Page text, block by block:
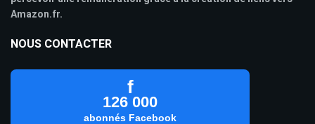
Amazon.fr.
NOUS CONTACTER
f
126 000
abonnés Facebook